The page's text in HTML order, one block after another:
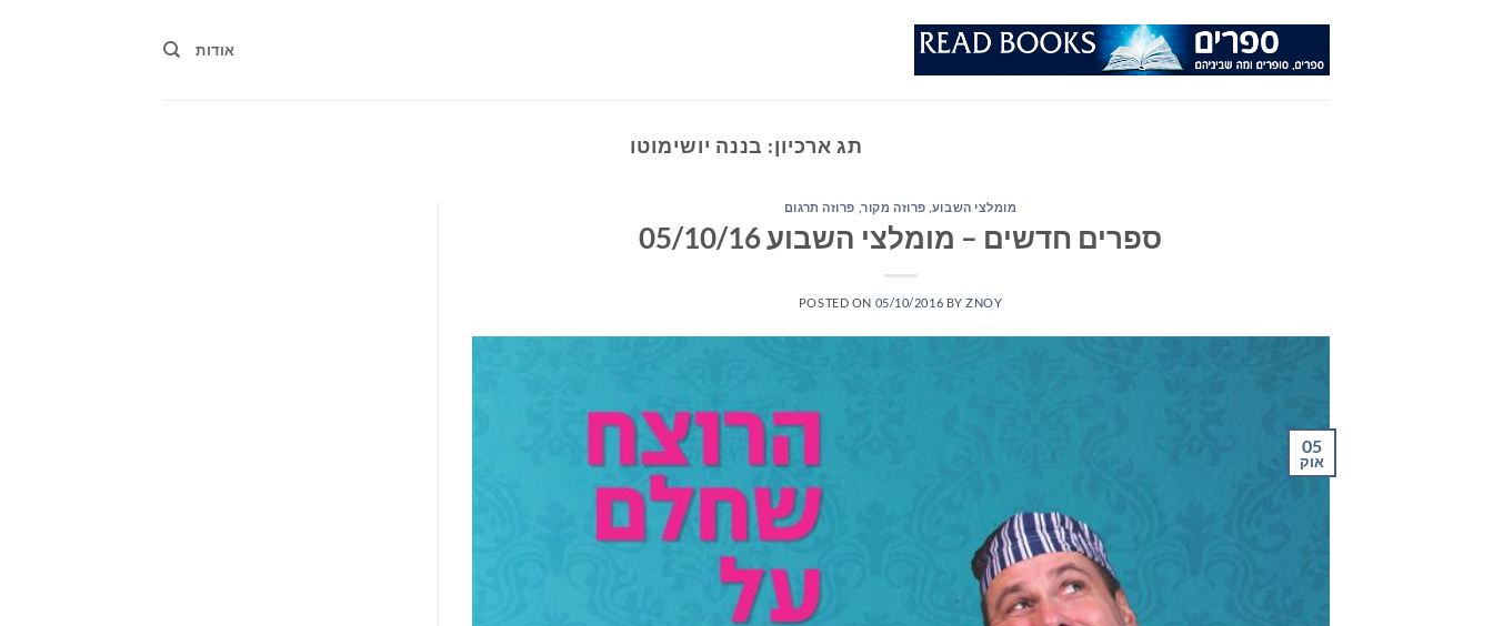
אודות
תג ארכיון: בננה יושימוטו
מומלצי השבוע פרוזה מקור, פרוזה תרגום
ספרים חדשים – מומלצי השבוע 05/10/16
POSTED ON 05/10/2016 BYZNOY
05
אוק